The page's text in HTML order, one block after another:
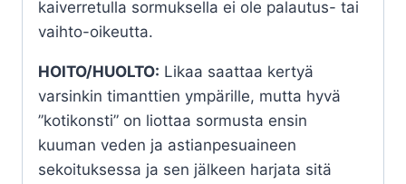
kaiverretulla sormuksella ei ole palautus- tai
vaihto-oikeutta.
HOITO/HUOLTO: Likaa saattaa kertyä
varsinkin timanttien ympärille, mutta hyvä
”kotikonsti” on liottaa sormusta ensin
kuuman veden ja astianpesuaineen
sekoituksessa ja sen jälkeen harjata sitä